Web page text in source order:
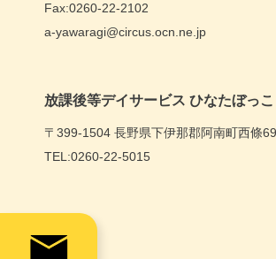
Fax:0260-22-2102
a-yawaragi@circus.ocn.ne.jp
放課後等デイサービス ひなたぼっこ
〒399-1504 長野県下伊那郡阿南町西條
TEL:0260-22-5015